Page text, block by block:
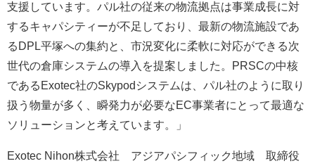
支援しています。パル社の従来の物流拠点は事業成長に対
するキャパシティーが不足しており、最新の物流施設であ
るDPL平塚への集約と、市況変化に柔軟に対応ができる次
世代の倉庫システムの導入を提案しました。PRSCの中核
であるExotec社のSkypodシステムは、パル社のように取り
扱う物量が多く、瞬発力が必要なEC事業者にとって最適な
ソリューションと考えています。」
Exotec Nihon株式会社 アジアパシフィック地域 取締役